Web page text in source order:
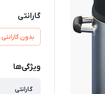
گارانتی
بدون گارانتی
ویژگی‌ها
گارانتی